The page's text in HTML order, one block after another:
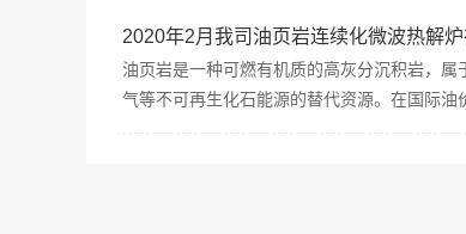
2020年2月我司油页岩连续化微波热解
油页岩是一种可燃有机质的高灰分沉积岩，
气等不可再生化石能源的替代资源。在国际油